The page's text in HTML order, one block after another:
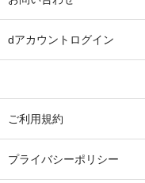
dアカウントログイン
ご利用規約
プライバシーポリシー